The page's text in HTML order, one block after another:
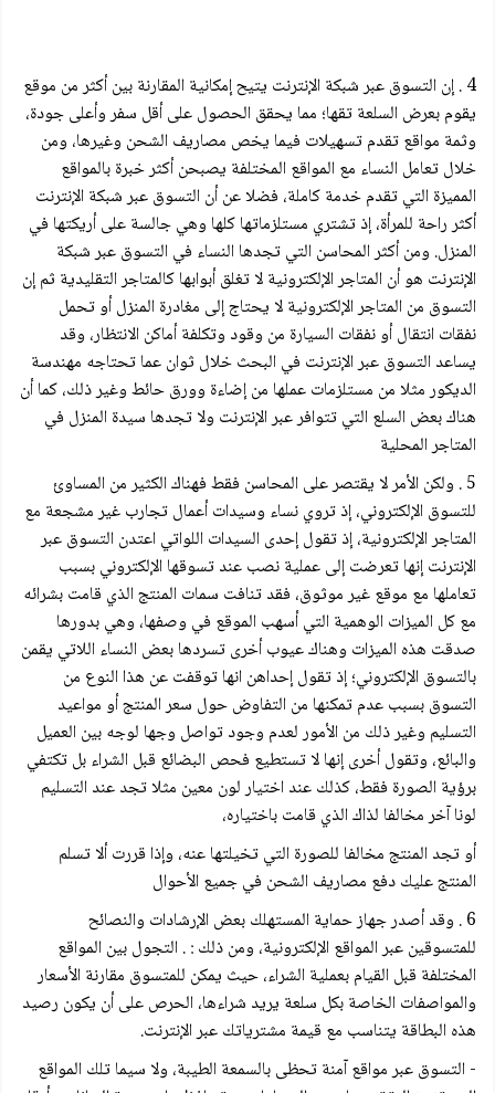
4 . إن التسوق عبر شبكة الإنترنت يتيح إمكانية المقارنة بين أكثر من موقع
يقوم بعرض السلعة تقها؛ مما يحقق الحصول على أقل سفر وأعلى جودة،
وثمة مواقع تقدم تسهيلات فيما يخص مصاريف الشحن وغيرها، ومن
خلال تعامل النساء مع المواقع المختلفة يصبحن أكثر خبرة بالمواقع
المميزة التي تقدم خدمة كاملة، فضلا عن أن التسوق عبر شبكة الإنترنت
أكثر راحة للمرأة، إذ تشتري مستلزماتها كلها وهي جالسة على أريكتها في
المنزل. ومن أكثر المحاسن التي تجدها النساء في التسوق عبر شبكة
الإنترنت هو أن المتاجر الإلكترونية لا تغلق أبوابها كالمتاجر التقليدية ثم إن
التسوق من المتاجر الإلكترونية لا يحتاج إلى مغادرة المنزل أو تحمل
نفقات انتقال أو نفقات السيارة من وقود وتكلفة أماكن الانتظار، وقد
يساعد التسوق عبر الإنترنت في البحث خلال ثوان عما تحتاجه مهندسة
الديكور مثلا من مستلزمات عملها من إضاءة وورق حائط وغير ذلك، كما أن
هناك بعض السلع التي تتوافر عبر الإنترنت ولا تجدها سيدة المنزل في
المتاجر المحلية
5 . ولكن الأمر لا يقتصر على المحاسن فقط فهناك الكثير من المساوئ
للتسوق الإلكتروني، إذ تروي نساء وسيدات أعمال تجارب غير مشجعة مع
المتاجر الإلكترونية، إذ تقول إحدى السيدات اللواتي اعتدن التسوق عبر
الإنترنت إنها تعرضت إلى عملية نصب عند تسوقها الإلكتروني بسبب
تعاملها مع موقع غير موثوق، فقد تنافت سمات المنتج الذي قامت بشرائه
مع كل الميزات الوهمية التي أسهب الموقع في وصفها، وهي بدورها
صدقت هذه الميزات وهناك عيوب أخرى تسردها بعض النساء اللاتي يقمن
بالتسوق الإلكتروني؛ إذ تقول إحداهن انها توقفت عن هذا النوع من
التسوق بسبب عدم تمكنها من التفاوض حول سعر المنتج أو مواعيد
التسليم وغير ذلك من الأمور لعدم وجود تواصل وجها لوجه بين العميل
والبائع، وتقول أخرى إنها لا تستطيع فحص البضائع قبل الشراء بل تكتفي
برؤية الصورة فقط، كذلك عند اختيار لون معين مثلا تجد عند التسليم
لونا آخر مخالفا لذاك الذي قامت باختياره،
أو تجد المنتج مخالفا للصورة التي تخيلتها عنه، وإذا قررت ألا تسلم
المنتج عليك دفع مصاريف الشحن في جميع الأحوال
6 . وقد أصدر جهاز حماية المستهلك بعض الإرشادات والنصائح
للمتسوقين عبر المواقع الإلكترونية، ومن ذلك : . التجول بين المواقع
المختلفة قبل القيام بعملية الشراء، حيث يمكن للمتسوق مقارنة الأسعار
والمواصفات الخاصة بكل سلعة يريد شراءها، الحرص على أن يكون رصيد
هذه البطاقة يتناسب مع قيمة مشترياتك عبر الإنترنت.
- التسوق عبر مواقع آمنة تحظى بالسمعة الطيبة، ولا سيما تلك المواقع